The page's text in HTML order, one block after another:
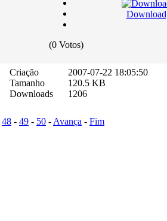
(0 Votos)
Download
Criação
Tamanho
Downloads
2007-07-22 18:05:50
120.5 KB
1206
48 - 49 - 50 -Avança - Fim